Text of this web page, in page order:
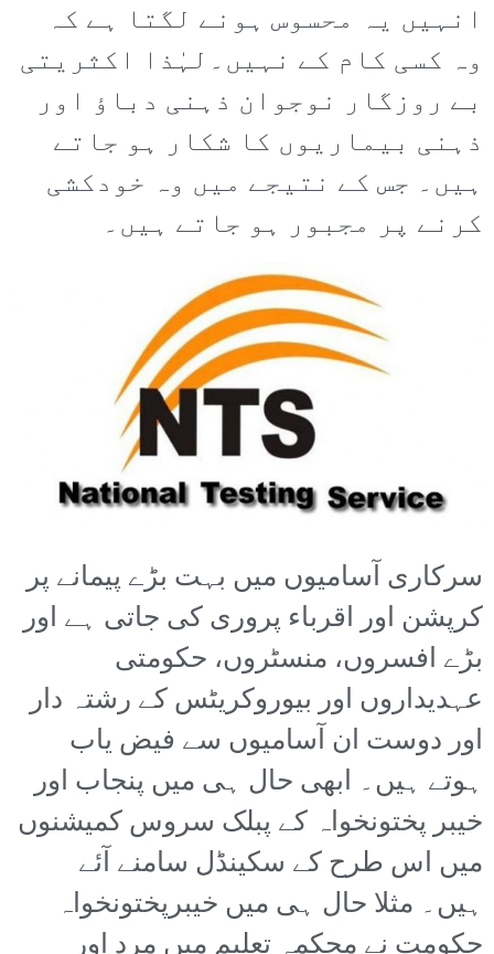
انہیں یہ محسوس ہونے لگتا ہے کہ
وہ کسی کام کے نہیں۔لہٰذا اکثریتی
بے روزگار نوجوان ذہنی دباؤ اور
ذہنی بیماریوں کا شکار ہو جاتے
ہیں۔ جس کے نتیجے میں وہ خودکشی
کرنے پر مجبور ہو جاتے ہیں۔
سرکاری آسامیوں میں بہت بڑے پیمانے پر
کرپشن اور اقرباء پروری کی جاتی ہے اور
بڑے افسروں، منسٹروں، حکومتی
عہدیداروں اور بیوروکریٹس کے رشتہ دار
اور دوست ان آسامیوں سے فیض یاب
ہوتے ہیں۔ ابھی حال ہی میں پنجاب اور
خیبر پختونخواہ کے پبلک سروس کمیشنوں
میں اس طرح کے سکینڈل سامنے آئے
ہیں۔ مثلا حال ہی میں خیبرپختونخواہ